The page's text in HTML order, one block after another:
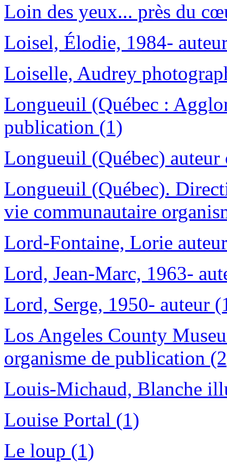
Loin des yeux... près du
Loisel, Élodie, 1984-
Loiselle, Audrey
Longueuil (Québec :
publication (1)
Longueuil (Québec)
Longueuil (Québec).
vie communautaire
Lord-Fontaine, Lorie
Lord, Jean-Marc, 1963-
Lord, Serge, 1950- auteur
Los Angeles County
organisme de publication
Louis-Michaud, Blanche
Louise Portal (1)
Le loup (1)